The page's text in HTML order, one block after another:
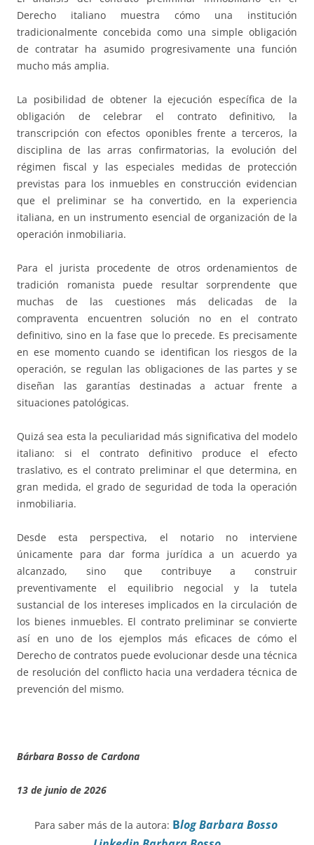
Derecho italiano muestra cómo una institución
tradicionalmente concebida como una simple obligación
de contratar ha asumido progresivamente una función
mucho más amplia.
La posibilidad de obtener la ejecución específica de la
obligación de celebrar el contrato definitivo, la
transcripción con efectos oponibles frente a terceros, la
disciplina de las arras confirmatorias, la evolución del
régimen fiscal y las especiales medidas de protección
previstas para los inmuebles en construcción evidencian
que el preliminar se ha convertido, en la experiencia
italiana, en un instrumento esencial de organización de la
operación inmobiliaria.
Para el jurista procedente de otros ordenamientos de
tradición romanista puede resultar sorprendente que
muchas de las cuestiones más delicadas de la
compraventa encuentren solución no en el contrato
definitivo, sino en la fase que lo precede. Es precisamente
en ese momento cuando se identifican los riesgos de la
operación, se regulan las obligaciones de las partes y se
diseñan las garantías destinadas a actuar frente a
situaciones patológicas.
Quizá sea esta la peculiaridad más significativa del modelo
italiano: si el contrato definitivo produce el efecto
traslativo, es el contrato preliminar el que determina, en
gran medida, el grado de seguridad de toda la operación
inmobiliaria.
Desde esta perspectiva, el notario no interviene
únicamente para dar forma jurídica a un acuerdo ya
alcanzado, sino que contribuye a construir
preventivamente el equilibrio negocial y la tutela
sustancial de los intereses implicados en la circulación de
los bienes inmuebles. El contrato preliminar se convierte
así en uno de los ejemplos más eficaces de cómo el
Derecho de contratos puede evolucionar desde una técnica
de resolución del conflicto hacia una verdadera técnica de
prevención del mismo.
Bárbara Bosso de Cardona
13 de junio de 2026
Para saber más de la autora: Blog Barbara Bosso